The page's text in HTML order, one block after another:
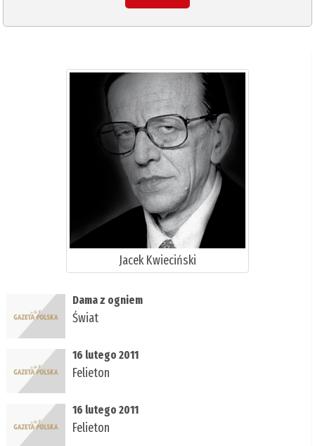
Jacek Kwieciński
Dama z ogniem
Świat
16 lutego 2011
Felieton
16 lutego 2011
Felieton